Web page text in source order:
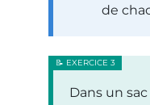
de
Dans un